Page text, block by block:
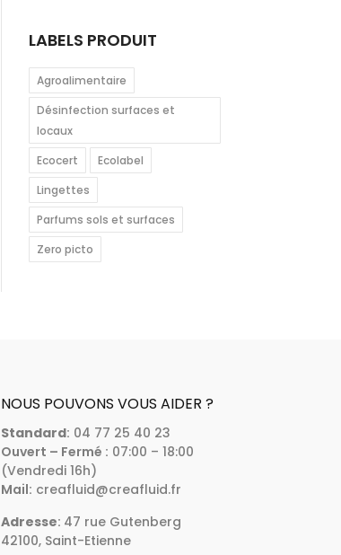
LABELS PRODUIT
Agroalimentaire
Désinfection surfaces et
locaux
Ecocert
Ecolabel
Lingettes
Parfums sols et surfaces
Zero picto
NOUS POUVONS VOUS AIDER ?
Standard: 04 77 25 40 23
Ouvert – Fermé : 07:00 – 18:00
(Vendredi 16h)
Mail: creafluid@creafluid.fr
Adresse: 47 rue Gutenberg
42100, Saint-Etienne